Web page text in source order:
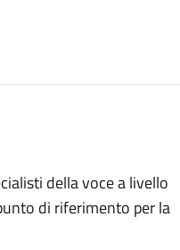
della voce a livello
di riferimento per la